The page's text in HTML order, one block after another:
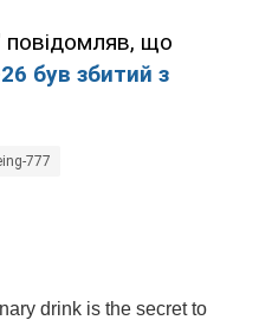
повідомляв, що
був збитий з
777